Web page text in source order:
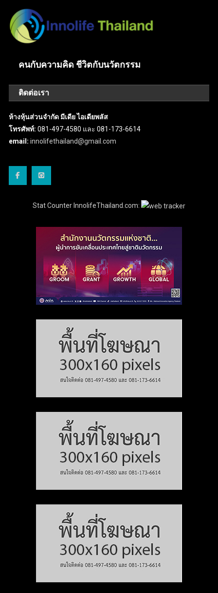
คนกับความคิด ชีวิตกับนวัตกรรม
ติดต่อเรา
ห้างหุ้นส่วนจำกัด มีเดีย ไอเดียพลัส
โทรศัพท์: 081-497-4580 และ 081-173-6614
email: innolifethailand@gmail.com
Stat Counter InnolifeThailand.com: